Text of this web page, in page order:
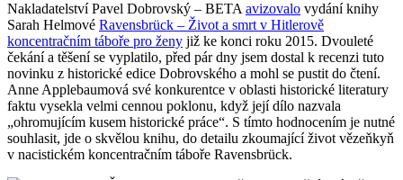
Nakladatelství Pavel Dobrovský – BETAavizovalo vydání knihy
Sarah Helmové Ravensbrück – Život a smrt v Hitlerově
koncentračním táboře pro ženy již ke konci roku 2015. Dvouleté
čekání a těšení se vyplatilo, před pár dny jsem dostal k recenzi tuto
novinku z historické edice Dobrovského a mohl se pustit do čtení.
Anne Applebaumová své konkurentce v oblasti historické literatury
faktu vysekla velmi cennou poklonu, když její dílo nazvala
„ohromujícím kusem historické práce“. S tímto hodnocením je nutné
souhlasit, jde o skvělou knihu, do detailu zkoumající život vězeňkyň
v nacistickém koncentračním táboře Ravensbrück.